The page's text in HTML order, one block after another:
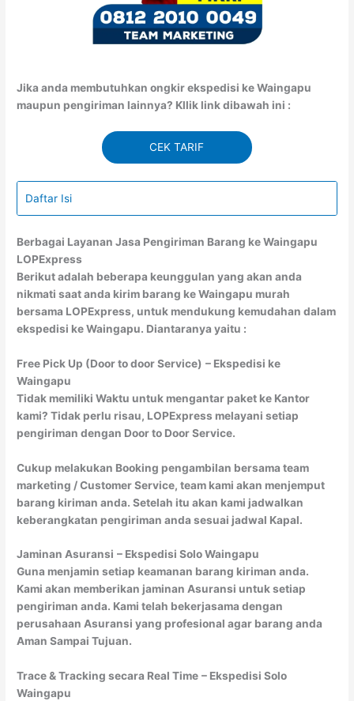
Jika anda membutuhkan ongkir ekspedisi ke Waingapu
maupun pengiriman lainnya? Kllik link dibawah ini :
CEK TARIF
Daftar Isi
Berbagai Layanan Jasa Pengiriman Barang ke Waingapu
LOPExpress
Berikut adalah beberapa keunggulan yang akan anda
nikmati saat anda kirim barang ke Waingapu murah
bersama LOPExpress, untuk mendukung kemudahan dalam
ekspedisi ke Waingapu. Diantaranya yaitu :
Free Pick Up (Door to door Service) – Ekspedisi ke
Waingapu
Tidak memiliki Waktu untuk mengantar paket ke Kantor
kami? Tidak perlu risau, LOPExpress melayani setiap
pengiriman dengan Door to Door Service.
Cukup melakukan Booking pengambilan bersama team
marketing / Customer Service, team kami akan menjemput
barang kiriman anda. Setelah itu akan kami jadwalkan
keberangkatan pengiriman anda sesuai jadwal Kapal.
Jaminan Asuransi – Ekspedisi Solo Waingapu
Guna menjamin setiap keamanan barang kiriman anda.
Kami akan memberikan jaminan Asuransi untuk setiap
pengiriman anda. Kami telah bekerjasama dengan
perusahaan Asuransi yang profesional agar barang anda
Aman Sampai Tujuan.
Trace & Tracking secara Real Time – Ekspedisi Solo
Waingapu